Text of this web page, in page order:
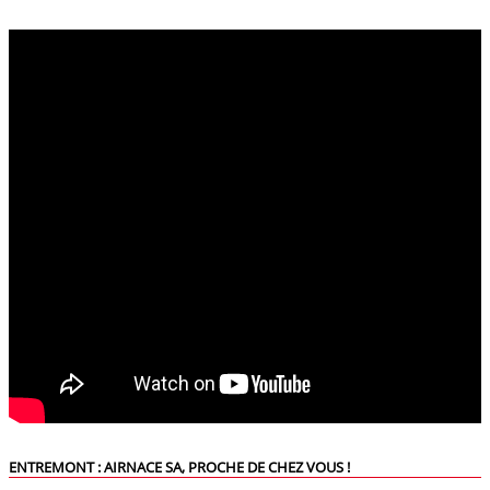
ENTREMONT : AIRNACE SA, PROCHE DE CHEZ VOUS !